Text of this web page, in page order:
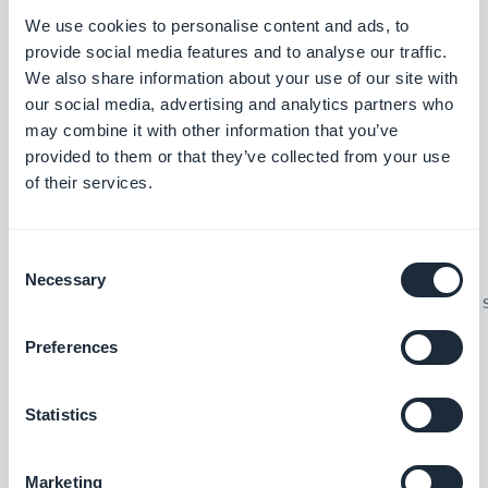
We use cookies to personalise content and ads, to
provide social media features and to analyse our traffic.
We also share information about your use of our site with
our social media, advertising and analytics partners who
may combine it with other information that you’ve
provided to them or that they’ve collected from your use
of their services.
Selection
Necessary
Preferences
Statistics
Marketing
Für Agenturen und Reseller: ein
Agent, jede Kunden-App
Das ist der Teil, der für das Reseller-Programm
https://mcp.goodbarber.dev/{app_id}/mcp/
Richten Sie Ihren Agenten auf die App eines
Skill über den gesamten Katalog aus, generieren